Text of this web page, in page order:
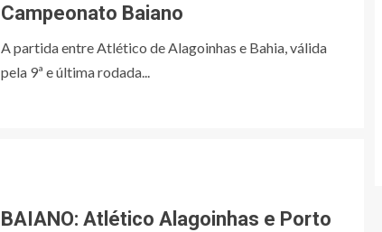
Campeonato Baiano
A partida entre Atlético de Alagoinhas e Bahia, válida
pela 9ª e última rodada...
BAIANO: Atlético Alagoinhas e Porto